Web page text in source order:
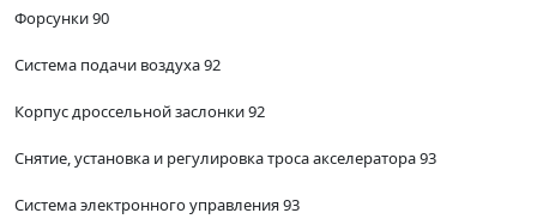
Форсунки 90
Система подачи воздуха 92
Корпус дроссельной заслонки 92
Снятие, установка и регулировка троса акселератора 93
Система электронного управления 93